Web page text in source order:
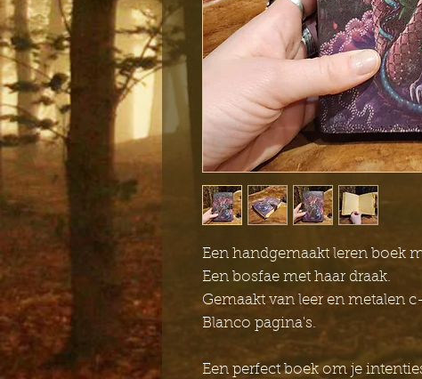
Een handgemaakt leren boek
Een bosfae met haar draak.
Gemaakt van leer en metalen
Blanco pagina's.
Een perfect boek om je